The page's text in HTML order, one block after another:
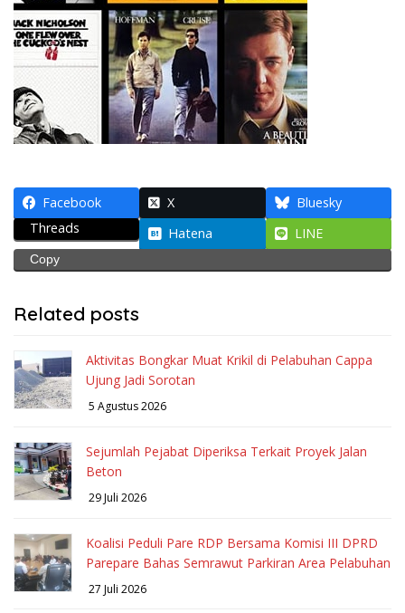
Facebook X
Bluesky
Threads
Hatena LINE
Copy
Related posts
Aktivitas Bongkar Muat Krikil di Pelabuhan Cappa
Ujung Jadi Sorotan
5 Agustus 2026
Sejumlah Pejabat Diperiksa Terkait Proyek Jalan
Beton
29 Juli 2026
Koalisi Peduli Pare RDP Bersama Komisi III DPRD
Parepare Bahas Semrawut Parkiran Area Pelabuhan
27 Juli 2026